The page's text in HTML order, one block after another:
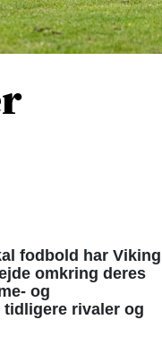
fodbold har Viking
omkring deres
og
rivaler og